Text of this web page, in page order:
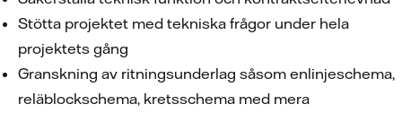
Stötta projektet med tekniska frågor under hela
projektets gång
Granskning av ritningsunderlag såsom enlinjeschema,
reläblockschema, kretsschema med mera